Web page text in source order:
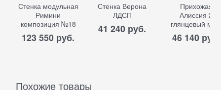
Стенка модульная
Римини
композиция №18
123 550 руб.
Стенка Верона
ЛДСП
41 240 руб.
Прихожая
Алиссия 2
глянцевый
46 140 руб.
Похожие товары